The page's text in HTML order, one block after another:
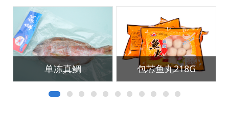
单冻真鲷 包芯鱼丸218G